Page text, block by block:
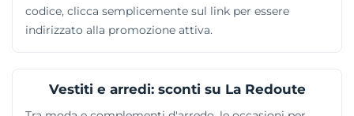
codice, clicca semplicemente sul link per essere
indirizzato alla promozione attiva.
Vestiti e arredi: sconti su La Redoute